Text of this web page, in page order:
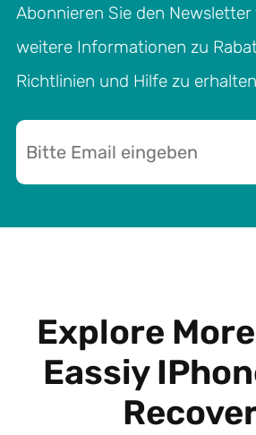
Abonnieren Sie den Newsletter
weitere Informationen zu
Richtlinien und Hilfe zu
Explore
Eassiy